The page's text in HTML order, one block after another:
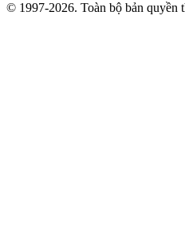
© 1997-2026. Toàn bộ bản quyền